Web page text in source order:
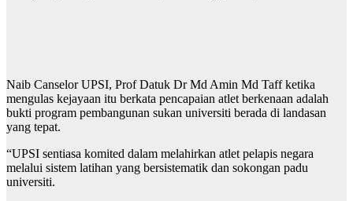
Naib Canselor UPSI, Prof Datuk Dr Md Amin Md Taff ketika
mengulas kejayaan itu berkata pencapaian atlet berkenaan adalah
bukti program pembangunan sukan universiti berada di landasan
yang tepat.
“UPSI sentiasa komited dalam melahirkan atlet pelapis negara
melalui sistem latihan yang bersistematik dan sokongan padu
universiti.